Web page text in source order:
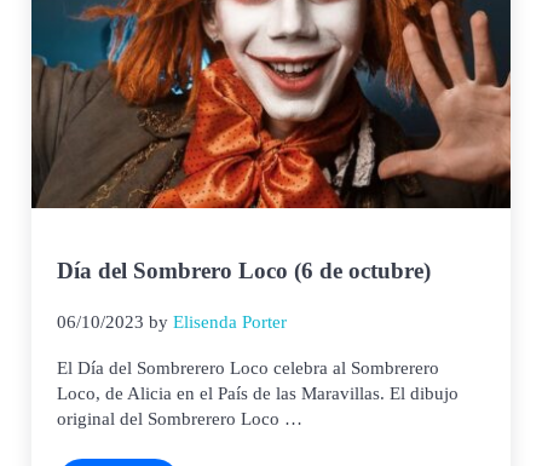
Día del Sombrero Loco (6 de octubre)
06/10/2023 byElisenda Porter
El Día del Sombrerero Loco celebra al Sombrerero
Loco, de Alicia en el País de las Maravillas. El dibujo
original del Sombrerero Loco …